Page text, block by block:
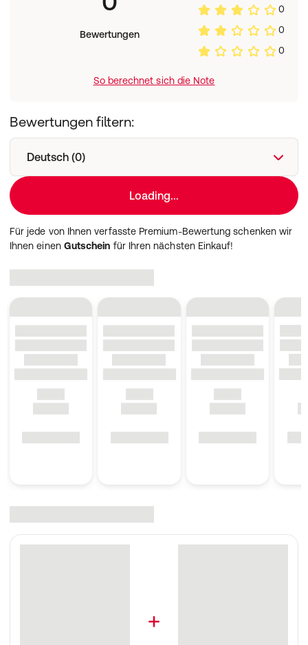
Bewertungen
0
0
0
So berechnet sich die Note
Bewertungen filtern:
Deutsch (0)
Loading...
Für jede von Ihnen verfasste Premium-Bewertung schenken wir
Ihnen einen Gutschein für Ihren nächsten Einkauf!